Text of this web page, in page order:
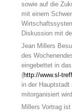
sowie auf die
mit einem
Diskussion mit
Jean Millers
des
eingebettet in
(http://www.sl-
in der
mitorganisiert
Millers Vortrag